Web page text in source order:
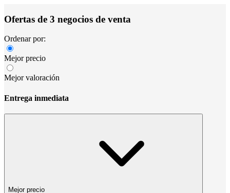
Ofertas de 3 negocios de venta
Ordenar por:
Mejor precio
Mejor valoración
Entrega inmediata
Mejor precio